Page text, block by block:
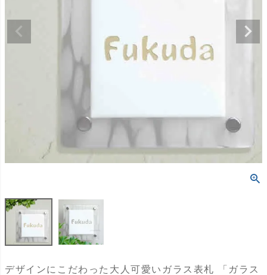
デザインにこだわった大人可愛いガラス表札 「ガラス